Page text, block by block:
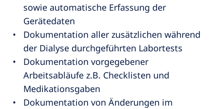
sowie automatische Erfassung der
Gerätedaten
Dokumentation aller zusätzlichen während
der Dialyse durchgeführten Labortests
Dokumentation vorgegebener
Arbeitsabläufe z.B. Checklisten und
Medikationsgaben
Dokumentation von Änderungen im